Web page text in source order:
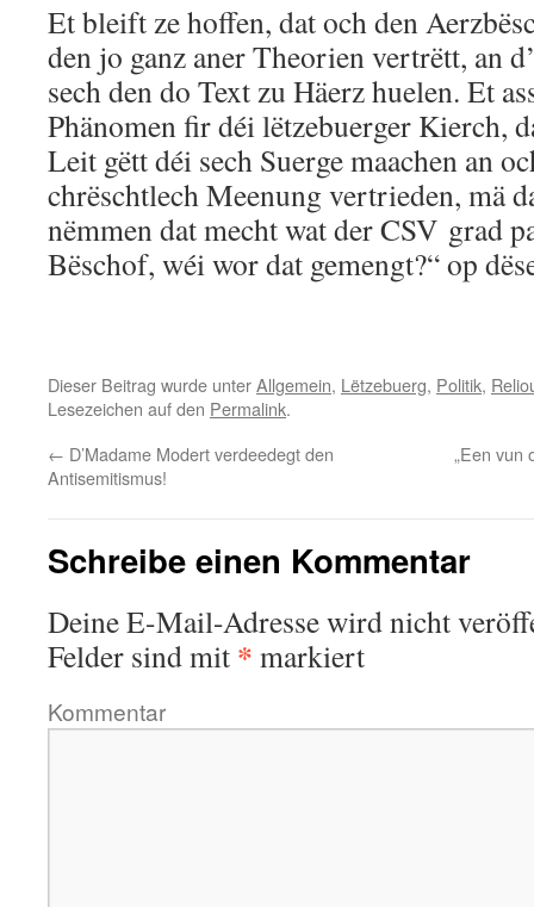
Et bleift ze hoffen, dat och den
den jo ganz aner Theorien vertrëtt, an
sech den do Text zu Häerz huelen. Et
Phänomen fir déi lëtzebuerger Kierch,
Leit gëtt déi sech Suerge maachen an
chrëschtlech Meenung vertrieden, mä
nëmmen dat mecht wat der CSV grad
Bëschof, wéi wor dat gemengt?“ op
Dieser Beitrag wurde unterAllgemein, Lëtzebuerg, Politik,
Lesezeichen auf den Permalink.
← D’Madame Modert verdeedegt den
Antisemitismus!
„Een vun
Schreibe einen Kommentar
Deine E-Mail-Adresse wird nicht
Felder sind mit * markiert
Kommentar